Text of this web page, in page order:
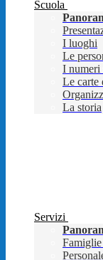
Scuola
I luoghi
Le
I numeri
Le carte
La storia
Servizi
Famiglie